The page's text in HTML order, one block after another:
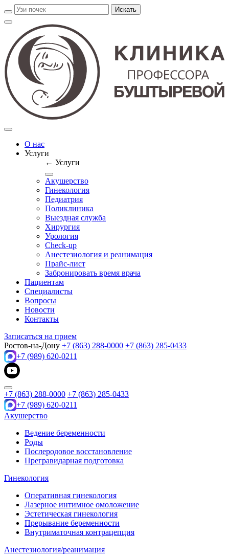
О нас
Услуги
← Услуги
Акушерство
Гинекология
Педиатрия
Поликлиника
Выездная служба
Хирургия
Урология
Check-up
Анестезиология и реанимация
Прайс-лист
Забронировать время врача
Пациентам
Специалисты
Вопросы
Новости
Контакты
Записаться на прием
Ростов-на-Дону +7 (863) 288-0000 +7 (863) 285-0433
+7 (989) 620-0211
+7 (863) 288-0000 +7 (863) 285-0433
+7 (989) 620-0211
Акушерство
Ведение беременности
Роды
Послеродовое восстановление
Прегравидарная подготовка
Гинекология
Оперативная гинекология
Лазерное интимное омоложение
Эстетическая гинекология
Прерывание беременности
Внутриматочная контрацепция
Анестезиология/реанимация